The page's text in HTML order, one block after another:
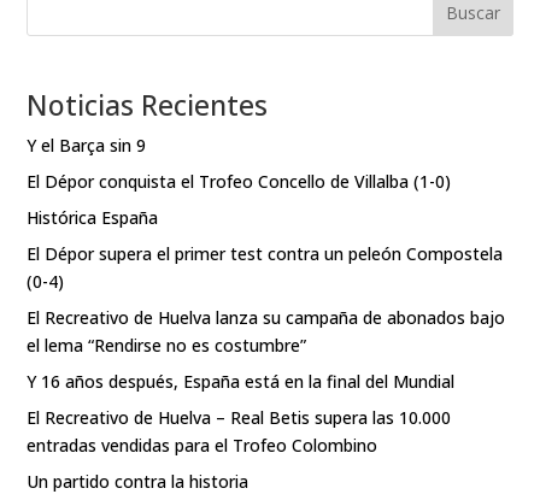
Buscar
Noticias Recientes
Y el Barça sin 9
El Dépor conquista el Trofeo Concello de Villalba (1-0)
Histórica España
El Dépor supera el primer test contra un peleón Compostela
(0-4)
El Recreativo de Huelva lanza su campaña de abonados bajo
el lema “Rendirse no es costumbre”
Y 16 años después, España está en la final del Mundial
El Recreativo de Huelva – Real Betis supera las 10.000
entradas vendidas para el Trofeo Colombino
Un partido contra la historia